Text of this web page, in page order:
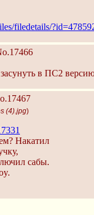
filedetails/
в ПС2
(4).jpg)
Накатил
сабы.